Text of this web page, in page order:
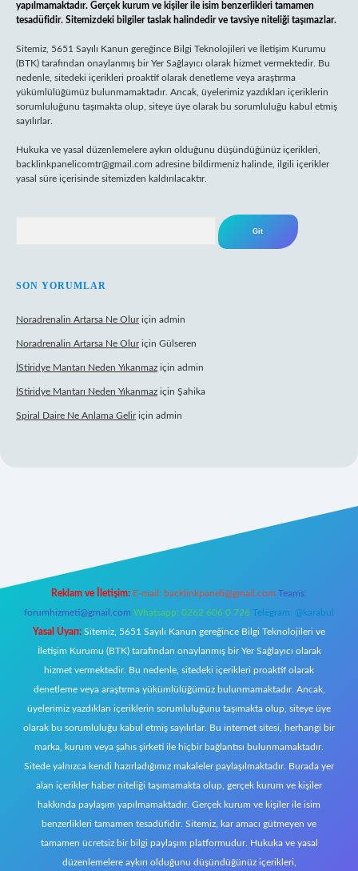
yapılmamaktadır. Gerçek kurum ve kişiler ile isim benzerlikleri tamamen
tesadüfidir. Sitemizdeki bilgiler taslak halindedir ve tavsiye niteliği taşımazlar.
Sitemiz, 5651 Sayılı Kanun gereğince Bilgi Teknolojileri ve İletişim Kurumu
(BTK) tarafından onaylanmış bir Yer Sağlayıcı olarak hizmet vermektedir. Bu
nedenle, sitedeki içerikleri proaktif olarak denetleme veya araştırma
yükümlülüğümüz bulunmamaktadır. Ancak, üyelerimiz yazdıkları içeriklerin
sorumluluğunu taşımakta olup, siteye üye olarak bu sorumluluğu kabul etmiş
sayılırlar.
Hukuka ve yasal düzenlemelere aykırı olduğunu düşündüğünüz içerikleri,
backlinkpanelicomtr@gmail.com adresine bildirmeniz halinde, ilgili içerikler
yasal süre içerisinde sitemizden kaldırılacaktır.
SON YORUMLAR
Noradrenalin Artarsa Ne Oluriçin admin
Noradrenalin Artarsa Ne Oluriçin Gülseren
İStiridye Mantarı Neden Yıkanmaz için admin
İStiridye Mantarı Neden Yıkanmaz için Şahika
Spiral Daire Ne Anlama Geliriçin admin
Reklam ve İletişim: E-mail: backlinkpaneli@gmail.com Teams:
forumhizmeti@gmail.com Whatsapp: 0262 606 0 726 Telegram: @karabul
Yasal Uyarı: Sitemiz, 5651 Sayılı Kanun gereğince Bilgi Teknolojileri ve
İletişim Kurumu (BTK) tarafından onaylanmış bir Yer Sağlayıcı olarak
hizmet vermektedir. Bu nedenle, sitedeki içerikleri proaktif olarak
denetleme veya araştırma yükümlülüğümüz bulunmamaktadır. Ancak,
üyelerimiz yazdıkları içeriklerin sorumluluğunu taşımakta olup, siteye üye
olarak bu sorumluluğu kabul etmiş sayılırlar. Bu internet sitesi, herhangi bir
marka, kurum veya şahıs şirketi ile hiçbir bağlantısı bulunmamaktadır.
Sitede yalnızca kendi hazırladığımız makaleler paylaşılmaktadır. Burada yer
alan içerikler haber niteliği taşımamakta olup, gerçek kurum ve kişiler
hakkında paylaşım yapılmamaktadır. Gerçek kurum ve kişiler ile isim
benzerlikleri tamamen tesadüfidir. Sitemiz, kar amacı gütmeyen ve
tamamen ücretsiz bir bilgi paylaşım platformudur. Hukuka ve yasal
düzenlemelere aykırı olduğunu düşündüğünüz içerikleri,